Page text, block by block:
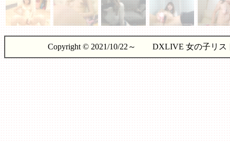
Copyright © 2021/10/22～ DXLIVE 女の子